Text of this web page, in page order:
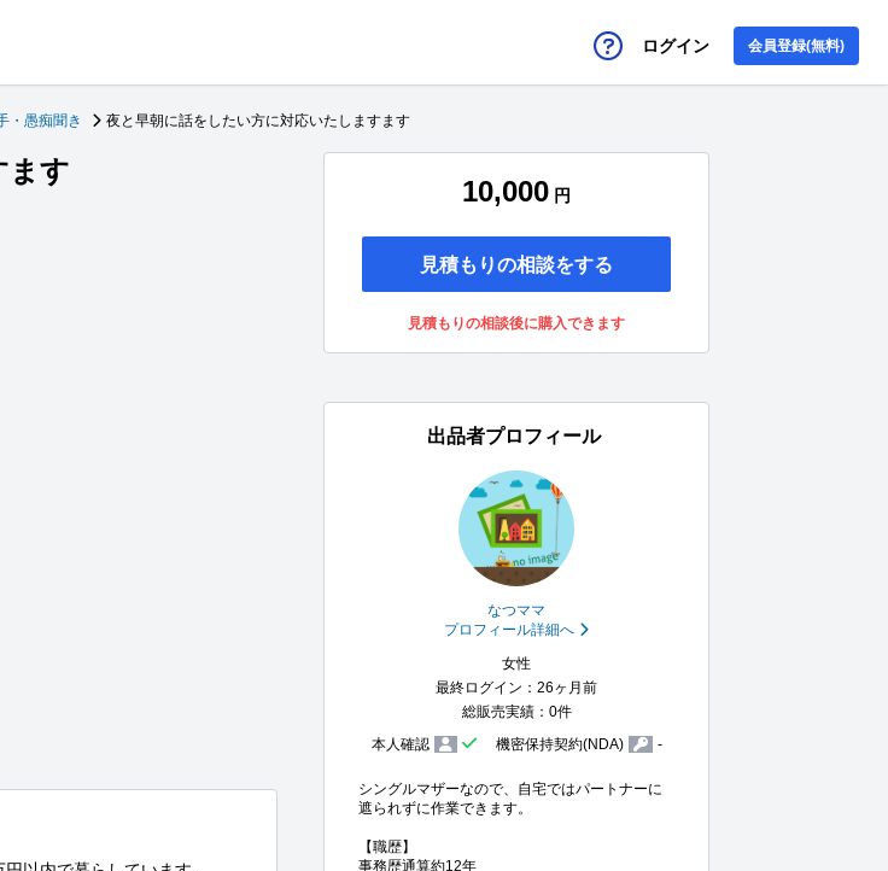
ログイン 会員登録(無料)
・愚痴聞き 夜と早朝に話をしたい方に対応いたしますます
ます
10,000 円
見積もりの相談をする
見積もりの相談後に購入できます
出品者プロフィール
なつママ
プロフィール詳細へ
女性
最終ログイン：26ヶ月前
総販売実績：0件
本人確認
機密保持契約(NDA) -
シングルマザーなので、自宅ではパートナーに
遮られずに作業できます。
【職歴】
事務歴通算約12年